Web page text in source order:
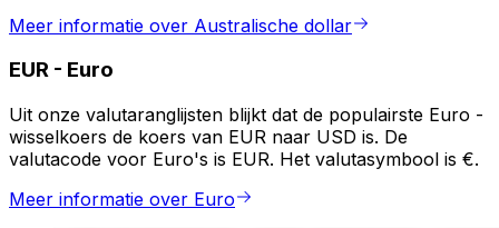
Meer informatie over Australische dollar
EUR - Euro
Uit onze valutaranglijsten blijkt dat de populairste Euro -
wisselkoers de koers van EUR naar USD is. De
valutacode voor Euro's is EUR. Het valutasymbool is €.
Meer informatie over Euro